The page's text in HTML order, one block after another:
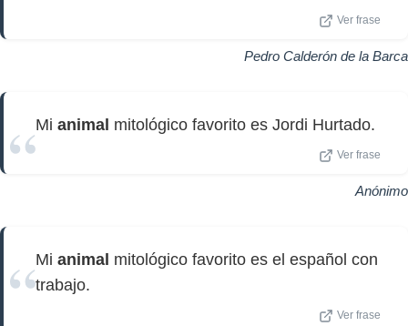
Ver frase
Pedro Calderón de la Barca
Mi animal mitológico favorito es Jordi Hurtado.
Ver frase
Anónimo
Mi animal mitológico favorito es el español con
trabajo.
Ver frase